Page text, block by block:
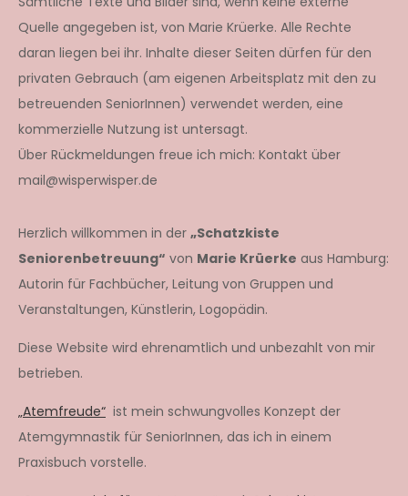
Quelle angegeben ist, von Marie Krüerke. Alle Rechte
daran liegen bei ihr. Inhalte dieser Seiten dürfen für den
privaten Gebrauch (am eigenen Arbeitsplatz mit den zu
betreuenden SeniorInnen) verwendet werden, eine
kommerzielle Nutzung ist untersagt.
Über Rückmeldungen freue ich mich: Kontakt über
mail@wisperwisper.de
Herzlich willkommen in der „Schatzkiste
Seniorenbetreuung“ von Marie Krüerke aus Hamburg:
Autorin für Fachbücher, Leitung von Gruppen und
Veranstaltungen, Künstlerin, Logopädin.
Diese Website wird ehrenamtlich und unbezahlt von mir
betrieben.
„Atemfreude“ ist mein schwungvolles Konzept der
Atemgymnastik für SeniorInnen, das ich in einem
Praxisbuch vorstelle.